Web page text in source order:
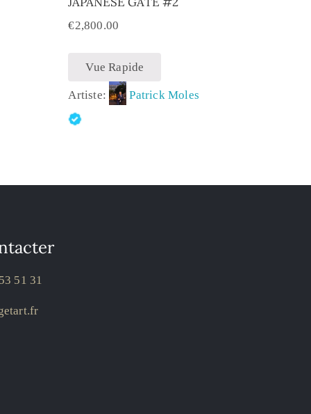
€2,800.00
Vue Rapide
Artiste: Patrick Moles
51 31